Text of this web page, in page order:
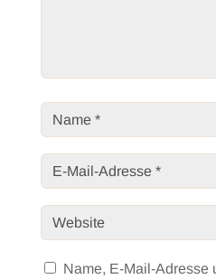
Name, E-Mail-Adresse